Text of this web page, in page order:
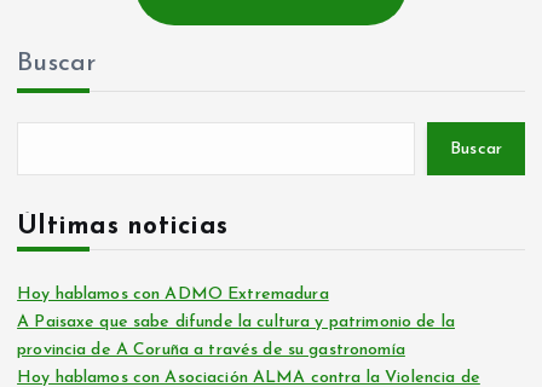
Buscar
Buscar
Últimas noticias
Hoy hablamos con ADMO Extremadura
A Paisaxe que sabe difunde la cultura y patrimonio de la
provincia de A Coruña a través de su gastronomía
Hoy hablamos con Asociación ALMA contra la Violencia de